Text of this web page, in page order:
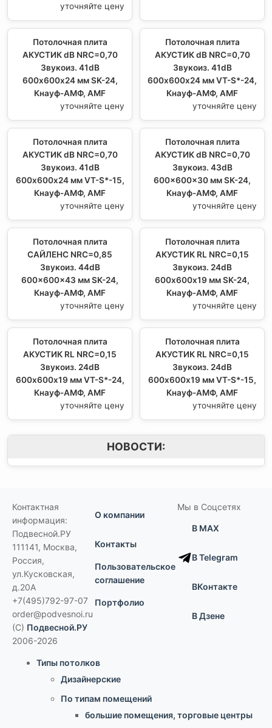
уточняйте цену
Потолочная плита
АКУСТИК dB NRC=0,70
Звукоиз. 41dB
600х600х24 мм SK-24,
Кнауф-АМФ, AMF
уточняйте цену
Потолочная плита
АКУСТИК dB NRC=0,70
Звукоиз. 41dB
600х600х24 мм VT-S*-24,
Кнауф-АМФ, AMF
уточняйте цену
Потолочная плита
АКУСТИК dB NRC=0,70
Звукоиз. 41dB
600х600х24 мм VT-S*-15,
Кнауф-АМФ, AMF
уточняйте цену
Потолочная плита
АКУСТИК dB NRC=0,70
Звукоиз. 43dB
600x600x30 мм SK-24,
Кнауф-АМФ, AMF
уточняйте цену
Потолочная плита
САЙЛЕНС NRC=0,85
Звукоиз. 44dB
600x600x43 мм SK-24,
Кнауф-АМФ, AMF
уточняйте цену
Потолочная плита
АКУСТИК RL NRC=0,15
Звукоиз. 24dB
600х600х19 мм SK-24,
Кнауф-АМФ, AMF
уточняйте цену
Потолочная плита
АКУСТИК RL NRC=0,15
Звукоиз. 24dB
600х600х19 мм VT-S*-24,
Кнауф-АМФ, AMF
уточняйте цену
Потолочная плита
АКУСТИК RL NRC=0,15
Звукоиз. 24dB
600х600х19 мм VT-S*-15,
Кнауф-АМФ, AMF
уточняйте цену
НОВОСТИ:
Контактная
информация:
Подвесной.РУ
111141, Москва,
Россия,
ул.Кусковская,
д.20А
+7(495)792-97-07
order@podvesnoi.ru
(C) Подвесной.РУ
2006-2026
О компании
Контакты
Пользовательское
соглашение
Портфолио
Мы в Соцсетях
В MAX
В Telegram
ВКонтакте
В Дзене
Типы потолков
Дизайнерские
По типам помещений
большие помещения, торговые центры